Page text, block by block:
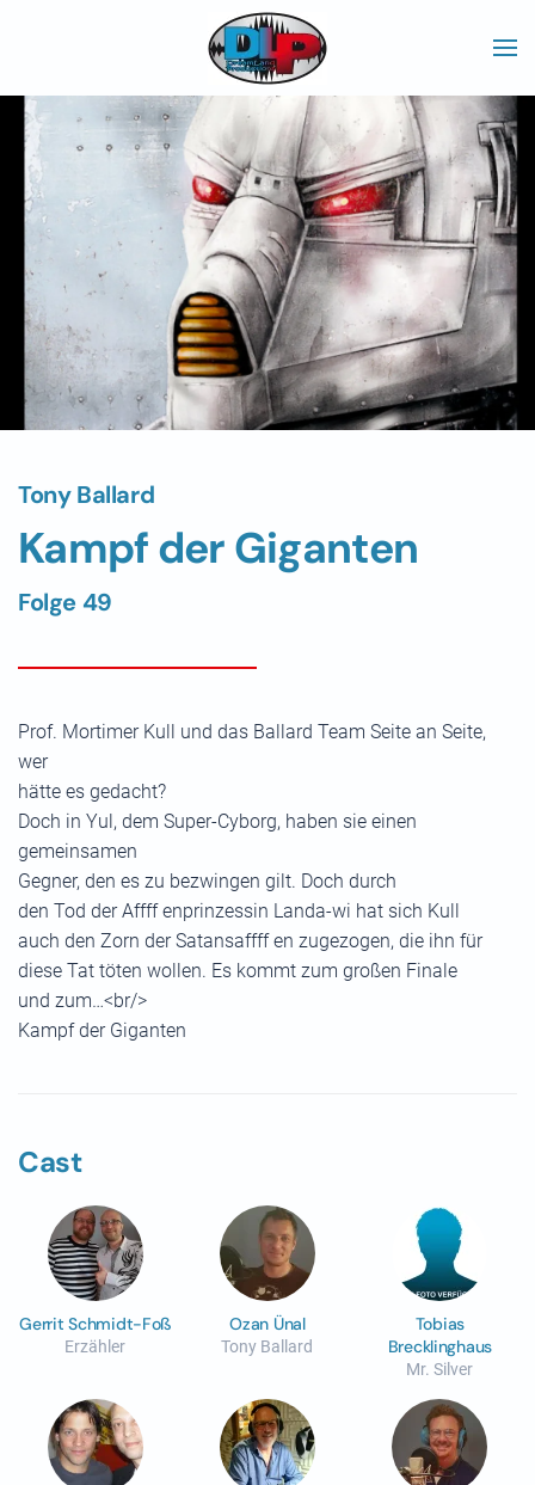
Skip to main content
Tony Ballard
Kampf der Giganten
Folge 49
Prof. Mortimer Kull und das Ballard Team Seite an Seite,
wer
hätte es gedacht?
Doch in Yul, dem Super-Cyborg, haben sie einen
gemeinsamen
Gegner, den es zu bezwingen gilt. Doch durch
den Tod der Affff enprinzessin Landa-wi hat sich Kull
auch den Zorn der Satansaffff en zugezogen, die ihn für
diese Tat töten wollen. Es kommt zum großen Finale
und zum…<br/>
Kampf der Giganten
Cast
Gerrit Schmidt-Foß
Erzähler
Ozan Ünal
Tony Ballard
Tobias
Brecklinghaus
Mr. Silver